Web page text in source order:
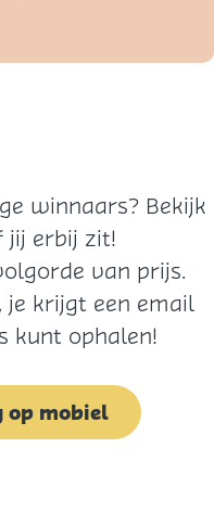
winnaars? Bekijk
jij erbij zit!
van prijs.
je krijgt een email
kunt ophalen!
op mobiel